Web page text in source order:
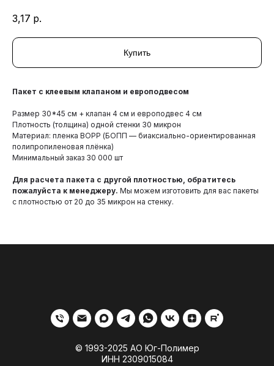
3,17 р.
Купить
Пакет с клеевым клапаном и европодвесом
Размер 30*45 см + клапан 4 см и европодвес 4 см
Плотность (толщина) одной стенки 30 микрон
Материал: пленка BOPP (БОПП — биаксиально-ориентированная
полипропиленовая плёнка)
Минимальный заказ 30 000 шт
Для расчета пакета с другой плотностью, обратитесь
пожалуйста к менеджеру. Мы можем изготовить для вас пакеты
с плотностью от 20 до 35 микрон на стенку.
© 1993-2025 АО Юг-Полимер
ИНН 2309015084